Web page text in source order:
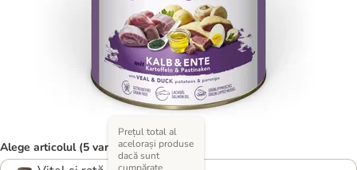
Alege articolul (5 variante)
Prețul total al
acelorași produse
dacă sunt